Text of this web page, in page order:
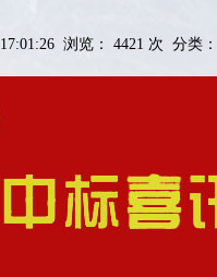
浏览： 4421 次 分类：